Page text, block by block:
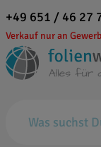
+49 651 / 46 27
Verkauf nur an